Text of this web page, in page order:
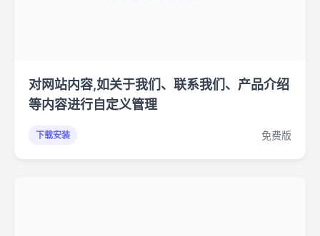
对网站内容,如关于我们、联系我们、产品介绍
等内容进行自定义管理
下载安装 免费版